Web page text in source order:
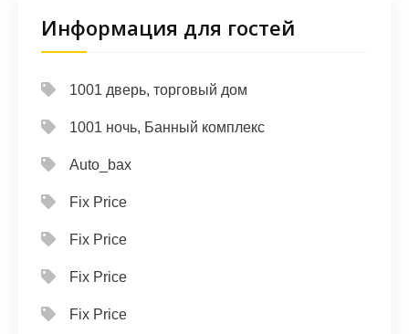
Информация для гостей
1001 дверь, торговый дом
1001 ночь, Банный комплекс
Auto_bax
Fix Price
Fix Price
Fix Price
Fix Price